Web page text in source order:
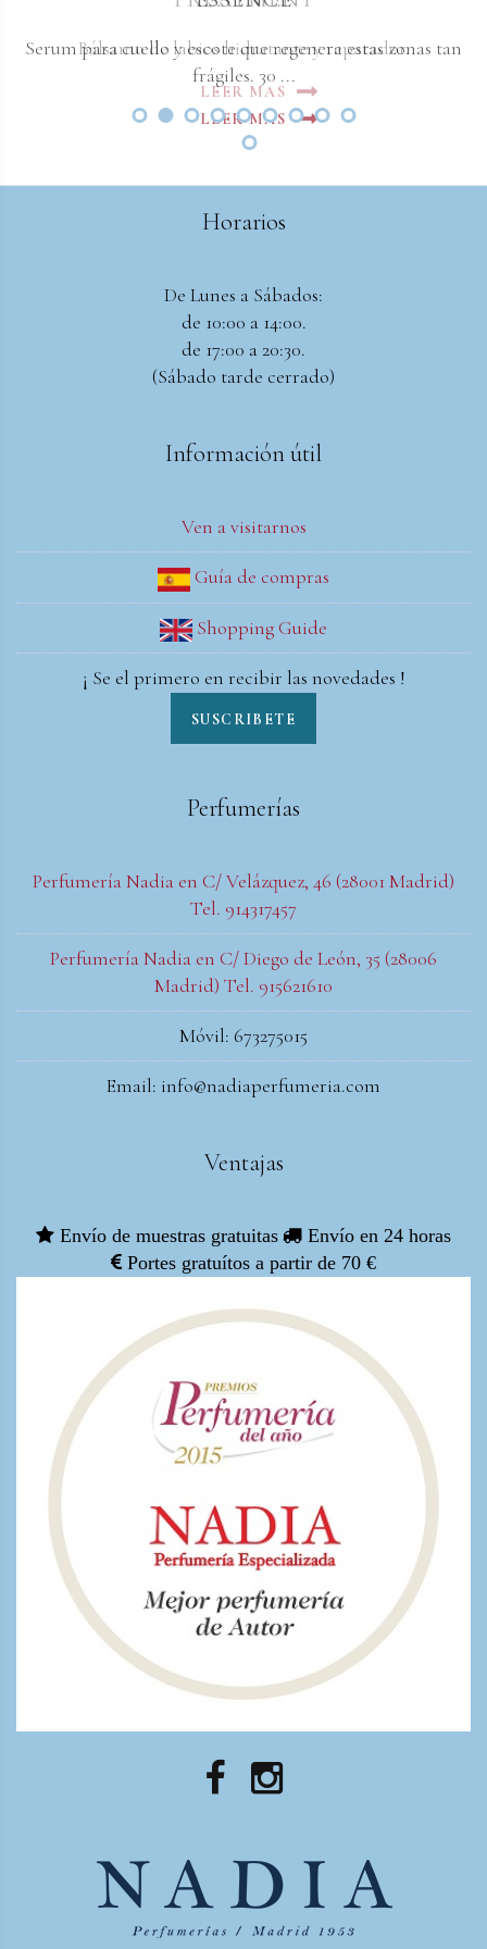
Bálsamo de labios hidratante y reparador.
LEER MAS
Serum para cuello y escote que regenera estas zonas tan
frágiles. 30 ...
LEER MAS
Horarios
De Lunes a Sábados:
de 10:00 a 14:00.
de 17:00 a 20:30.
(Sábado tarde cerrado)
Información útil
Ven a visitarnos
Guía de compras
Shopping Guide
¡ Se el primero en recibir las novedades !
SUSCRIBETE
Perfumerías
Perfumería Nadia en C/ Velázquez, 46 (28001 Madrid)
Tel. 914317457
Perfumería Nadia en C/ Diego de León, 35 (28006
Madrid) Tel. 915621610
Móvil: 673275015
Email: info@nadiaperfumeria.com
Ventajas
Envío de muestras gratuitas
Envío en 24 horas
Portes gratuítos a partir de 70 €